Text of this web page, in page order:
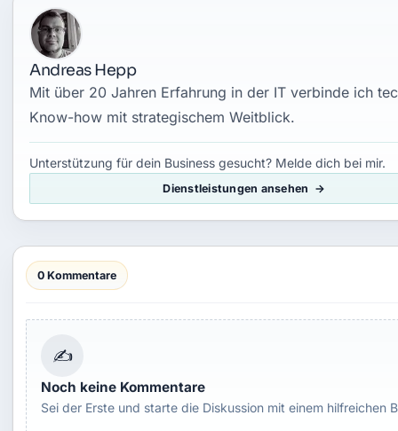
Andreas Hepp
Mit über 20 Jahren Erfahrung in der IT verbinde ich
Know-how mit strategischem Weitblick.
Unterstützung für dein Business gesucht? Melde dich bei mir.
Dienstleistungen ansehen
0 Kommentare
✍
Noch keine Kommentare
Sei der Erste und starte die Diskussion mit einem hilfreichen